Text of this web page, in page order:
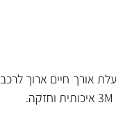
אורך חיים ארוך לרכב